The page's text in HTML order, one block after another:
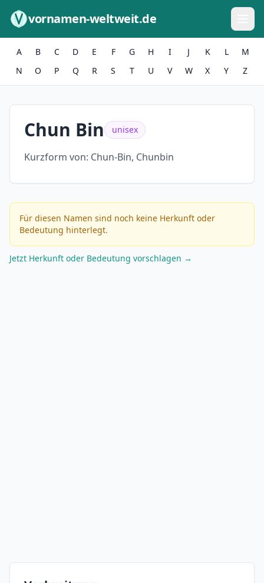
vornamen-weltweit.de
A B C D E F G H I J K L
M
N
O P Q R S T U V W X Y Z
Chun Bin unisex
Kurzform von: Chun-Bin, Chunbin
Für diesen Namen sind noch keine Herkunft oder
Bedeutung hinterlegt.
Jetzt Herkunft oder Bedeutung vorschlagen →